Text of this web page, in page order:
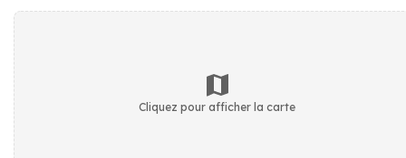
Cliquez pour afficher la carte